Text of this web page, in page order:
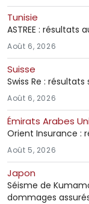
Tunisie
ASTREE : résultats
Août 6, 2026
Suisse
Swiss Re :
Août 6, 2026
Émirats Arabes
Orient Insurance :
Août 5, 2026
Japon
Séisme de
dommages